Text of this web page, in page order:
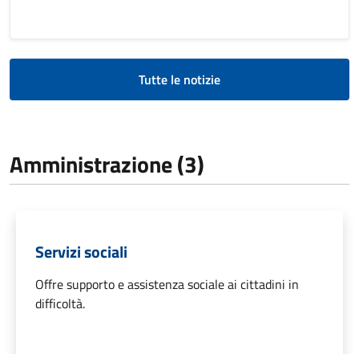
Tutte le notizie
Amministrazione (3)
Servizi sociali
Offre supporto e assistenza sociale ai cittadini in
difficoltà.